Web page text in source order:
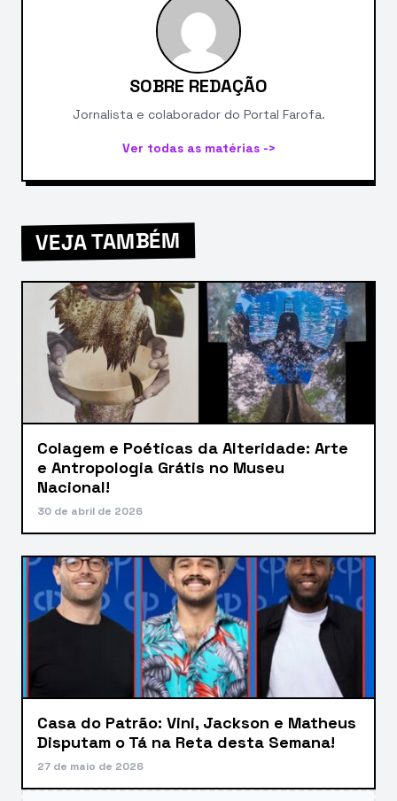
SOBRE REDAÇÃO
Jornalista e colaborador do Portal Farofa.
Ver todas as matérias ->
VEJA TAMBÉM
Colagem e Poéticas da Alteridade: Arte
e Antropologia Grátis no Museu
Nacional!
30 de abril de 2026
Casa do Patrão: Vini, Jackson e Matheus
Disputam o Tá na Reta desta Semana!
27 de maio de 2026